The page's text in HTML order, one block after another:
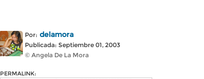
Por: delamora
Publicada: Septiembre 01, 2003
© Angela De La Mora
PERMALINK: